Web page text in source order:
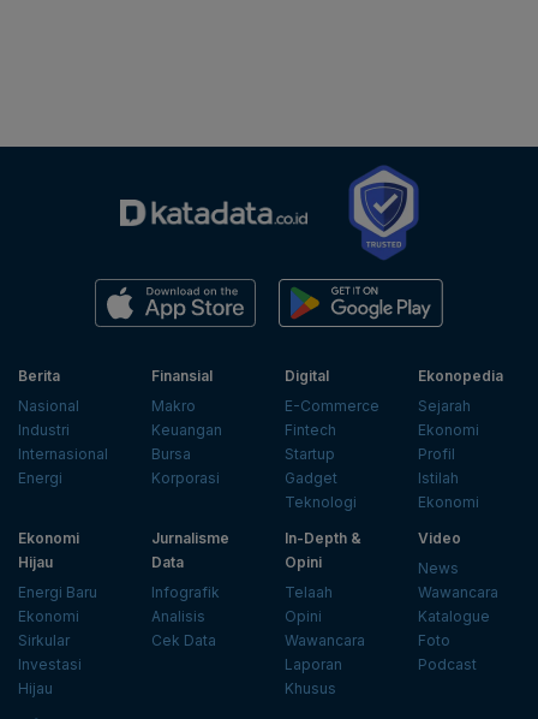
Berita
Nasional
Industri
Internasional
Energi
Finansial
Makro
Keuangan
Bursa
Korporasi
Digital
E-Commerce
Fintech
Startup
Gadget
Teknologi
Ekonopedia
Sejarah
Ekonomi
Profil
Istilah
Ekonomi
Ekonomi
Hijau
Energi Baru
Ekonomi
Sirkular
Investasi
Hijau
Jurnalisme
Data
Infografik
Analisis
Cek Data
In-Depth &
Opini
Telaah
Opini
Wawancara
Laporan
Khusus
Video
News
Wawancara
Katalogue
Foto
Podcast